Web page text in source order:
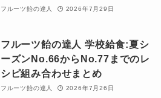
フルーツ飴の達人 2026年7月29日
フルーツ飴の達人 学校給食:夏シ
ーズンNo.66からNo.77までのレ
シピ組み合わせまとめ
フルーツ飴の達人 2026年7月26日